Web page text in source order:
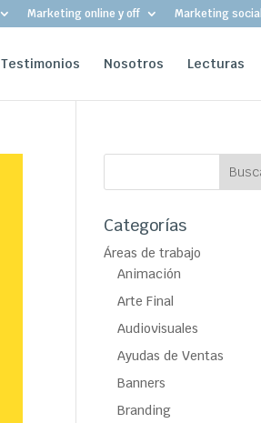
Marketing online y off Marketing social
Testimonios Nosotros Lecturas
Categorías
Áreas de trabajo
Animación
Arte Final
Audiovisuales
Ayudas de Ventas
Banners
Branding